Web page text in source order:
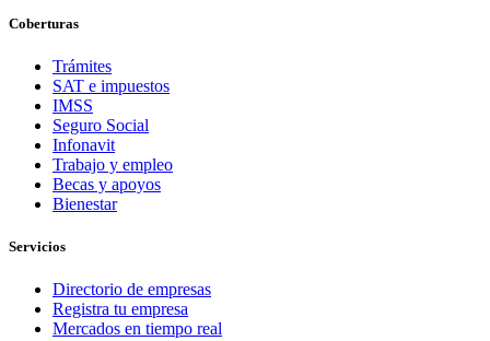
Coberturas
Trámites
SAT e impuestos
IMSS
Seguro Social
Infonavit
Trabajo y empleo
Becas y apoyos
Bienestar
Servicios
Directorio de empresas
Registra tu empresa
Mercados en tiempo real